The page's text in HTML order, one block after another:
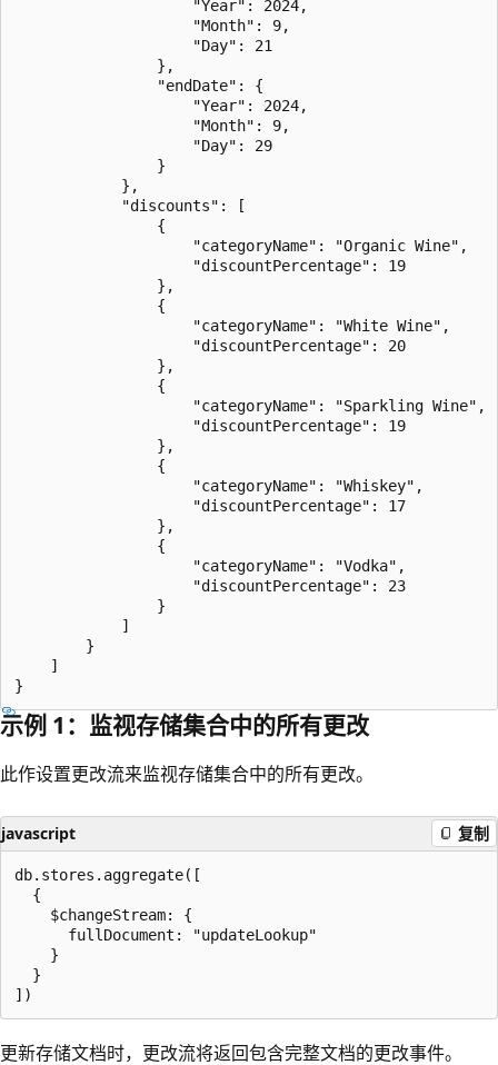
                    "Year": 2024,
                    "Month": 9,
                    "Day": 21
                },
                "endDate": {
                    "Year": 2024,
                    "Month": 9,
                    "Day": 29
                }
            },
            "discounts": [
                {
                    "categoryName": "Organic Wine",
                    "discountPercentage": 19
                },
                {
                    "categoryName": "White Wine",
                    "discountPercentage": 20
                },
                {
                    "categoryName": "Sparkling Wine",
                    "discountPercentage": 19
                },
                {
                    "categoryName": "Whiskey",
                    "discountPercentage": 17
                },
                {
                    "categoryName": "Vodka",
                    "discountPercentage": 23
                }
            ]
        }
    ]
示例 1：监视存储集合中的所有更改
此作设置更改流来监视存储集合中的所有更改。
javascript 复制
db.stores.aggregate([
  {
    $changeStream: {
      fullDocument: "updateLookup"
    }
  }
更新存储文档时，更改流将返回包含完整文档的更改事件。